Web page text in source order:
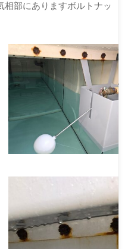
部にありますボルトナッ